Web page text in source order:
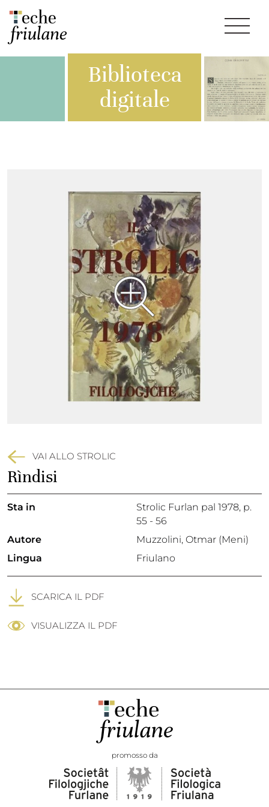
Biblioteca
digitale
VAI ALLO STROLIC
Rìndisi
Sta in Strolic Furlan pal 1978, p.
55 - 56
Autore
Muzzolini, Otmar (Meni)
Lingua
Friulano
SCARICA IL PDF
VISUALIZZA IL PDF
promosso da